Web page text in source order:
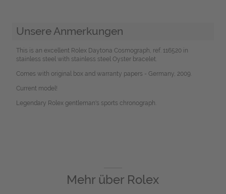
Unsere Anmerkungen
This is an excellent Rolex Daytona Cosmograph, ref. 116520 in
stainless steel with stainless steel Oyster bracelet.
Comes with original box and warranty papers - Germany, 2009.
Current model!
Legendary Rolex gentleman's sports chronograph.
Mehr über Rolex